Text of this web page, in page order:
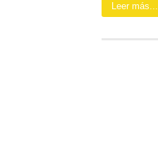
Leer más...